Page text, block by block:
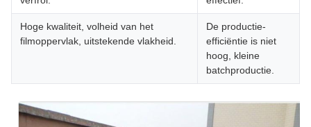
Hoge kwaliteit, volheid van het
filmoppervlak, uitstekende vlakheid.
De productie-
efficiëntie is niet
hoog, kleine
batchproductie.